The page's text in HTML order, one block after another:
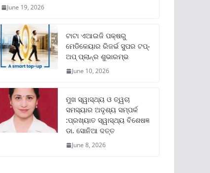
June 19, 2026
ଟାଟା ଏଆଇଜି ପକ୍ଷରୁ
ମେଡିକେୟାର ରିଜର୍ଭ ସୁପର ଟପ୍‌-
ଅପ୍ ପ୍ଲାନ୍‌ର ଶୁଭାରମ୍ଭ
June 10, 2026
ମୁଖ ସ୍ୱାସ୍ଥ୍ୟ ଓ ତ୍ୱଚା
ସମସ୍ୟାର ଅଦୃଶ୍ୟ ସମ୍ପର୍କ
:ପ୍ରଖ୍ୟାତ ସ୍ୱାସ୍ଥ୍ୟ ବିଶେଷଜ୍ଞ
ଡା. ସୋନିଆ ଦତ୍ତ
June 8, 2026